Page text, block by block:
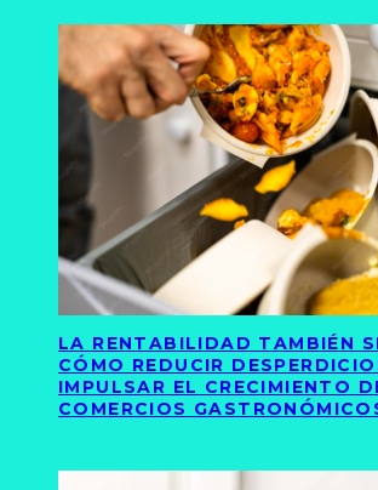
LA RENTABILIDAD TAMBIÉN
CÓMO REDUCIR
IMPULSAR EL CRECIMIENTO
COMERCIOS